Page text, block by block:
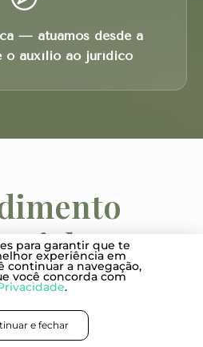
— atuamos desde a
o auxílio ao jurídico
em
- SC,
- SP e
para garantir que te
experiência em
continuar a navegação,
você concorda com
.
e fechar